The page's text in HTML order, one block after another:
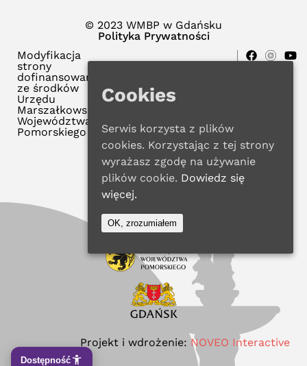
© 2023 WMBP w Gdańsku
Polityka Prywatności
Modyfikacja
strony
dofinansowana
ze środków
Urzędu
Marszałkowskiego
Województwa
Pomorskiego
Projekt i wdrożenie: NOVEO Interactive
Dostępność
Cookies
Serwis korzysta z plików
cookies. Korzystając z tej strony
wyrażasz zgodę na używanie
plików cookie. Dowiedz się
więcej.
OK, zrozumiałem